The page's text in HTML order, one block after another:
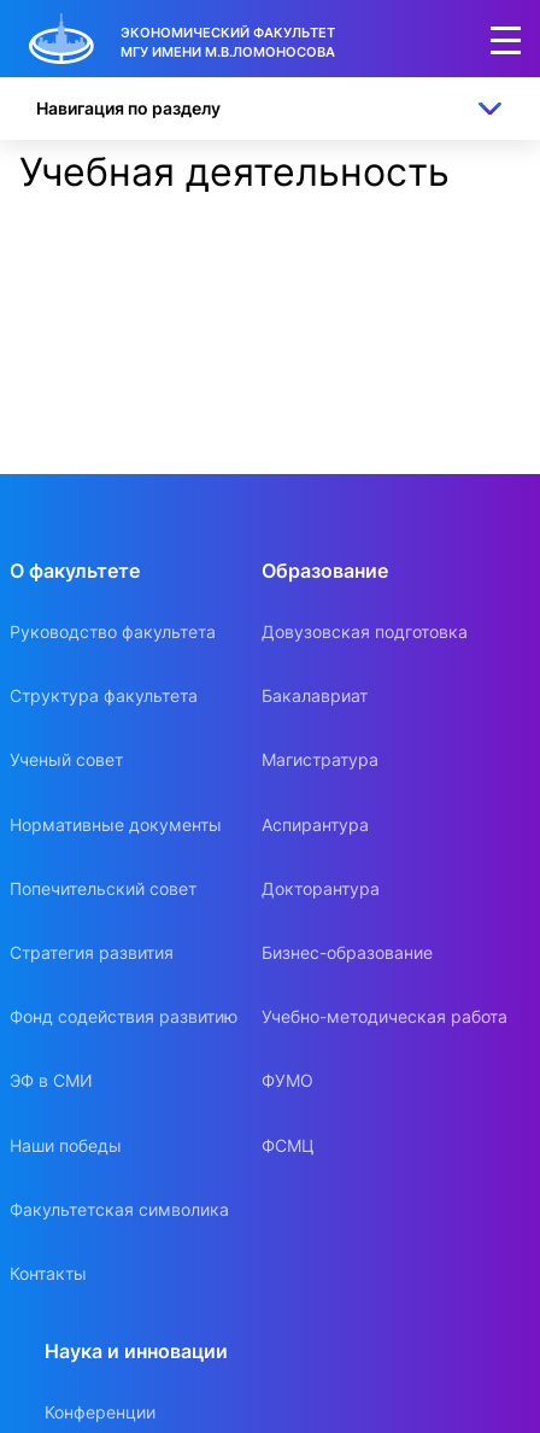
ЭКОНОМИЧЕСКИЙ ФАКУЛЬТЕТ
МГУ ИМЕНИ М.В.ЛОМОНОСОВА
Учебная деятельность
Навигация по разделу
О факультете
Руководство факультета
Структура факультета
Ученый совет
Нормативные документы
Попечительский совет
Стратегия развития
Фонд содействия развитию
ЭФ в СМИ
Наши победы
Факультетская символика
Контакты
Образование
Довузовская подготовка
Бакалавриат
Магистратура
Аспирантура
Докторантура
Бизнес-образование
Учебно-методическая работа
ФУМО
ФСМЦ
Наука и инновации
Конференции